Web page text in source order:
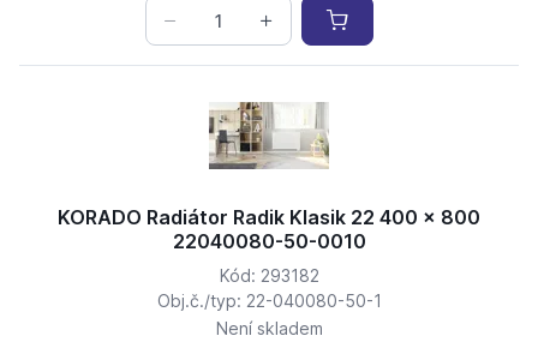
KORADO Radiátor Radik Klasik 22 400 x 800
22040080-50-0010
Kód: 293182
Obj.č./typ: 22-040080-50-1
Není skladem